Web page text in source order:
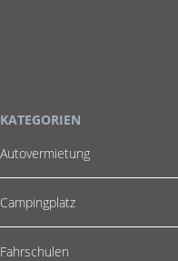
KATEGORIEN
Autovermietung
Campingplatz
Fahrschulen